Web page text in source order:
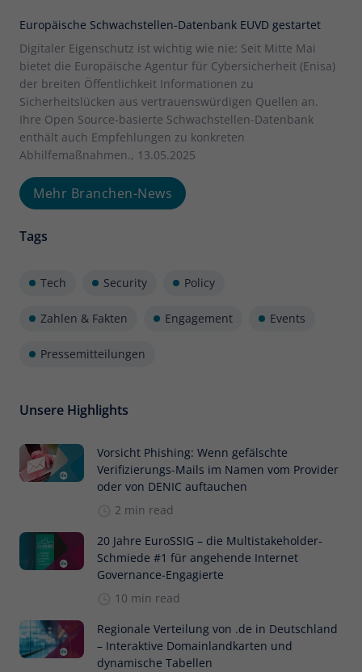
Europäische Schwachstellen-Datenbank EUVD gestartet
Digitaler Eigenschutz ist wichtig wie nie: Seit Mitte Mai
bietet die Europäische Agentur für Cybersicherheit (Enisa)
der breiten Öffentlichkeit Informationen zu
Sicherheitslücken aus vertrauenswürdigen Quellen an.
Ihre Open Source-basierte Schwachstellen-Datenbank
enthält auch Empfehlungen zu konkreten
Abhilfemaßnahmen., 13.05.2025
Mehr Branchen-News
Tags
Tech Security Policy
Zahlen & Fakten Engagement Events
Pressemitteilungen
Unsere Highlights
Vorsicht Phishing: Wenn gefälschte
Verifizierungs-Mails im Namen vom Provider
oder von DENIC auftauchen
2 min read
20 Jahre EuroSSIG – die Multistakeholder-
Schmiede #1 für angehende Internet
Governance-Engagierte
10 min read
Regionale Verteilung von .de in Deutschland
– Interaktive Domainlandkarten und
dynamische Tabellen